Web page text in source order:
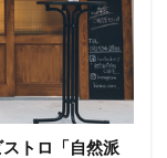
ストロ「自然派